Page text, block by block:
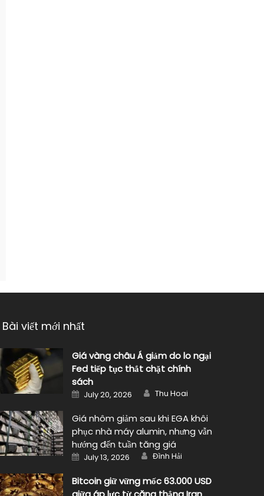
Bài viết mới nhất
Giá vàng châu Á giảm do lo ngại
Fed tiếp tục thắt chặt chính
sách
Posted
on
July 20, 2026 Author
Thu Hoai
Giá nhôm giảm sau khi EGA khôi
phục nhà máy alumin, nhưng vẫn
hướng đến tuần tăng giá
Posted
on
July 13, 2026 Author
Đình Hải
Bitcoin giữ vững mốc 63.000 USD